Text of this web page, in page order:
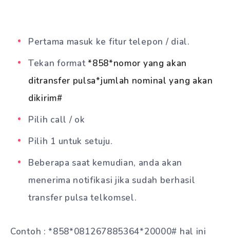
Pertama masuk ke fitur telepon / dial.
Tekan format*858*nomor yang akan
ditransfer pulsa*jumlah nominal yang akan
dikirim#
Pilih call / ok
Pilih 1 untuk setuju.
Beberapa saat kemudian, anda akan
menerima notifikasi jika sudah berhasil
transfer pulsa telkomsel.
Contoh : *858*081267885364*20000# hal ini